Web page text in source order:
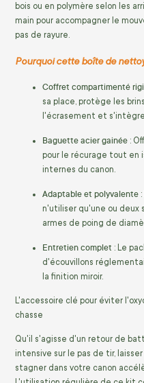
bois ou en polymère selon les
main pour accompagner le
pas de rayure.
Pourquoi cette boîte de
Coffret compartimenté
sa place, protège les
l'écrasement et
Baguette acier gainée :
pour le récurage tout en
internes du canon.
Adaptable et polyvalente
n'utiliser qu'une ou deux
armes de poing de
Entretien complet : Le
d'écouvillons
la finition miroir.
L'accessoire clé pour éviter
chasse
Qu'il s'agisse d'un retour de
intensive sur le pas de tir,
stagner dans votre canon